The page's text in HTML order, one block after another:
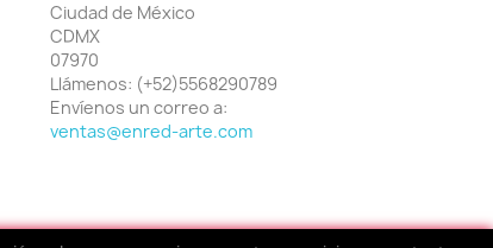
Ciudad de México
CDMX
07970
Llámenos: (+52)5568290789
Envíenos un correo a:
ventas@enred-arte.com